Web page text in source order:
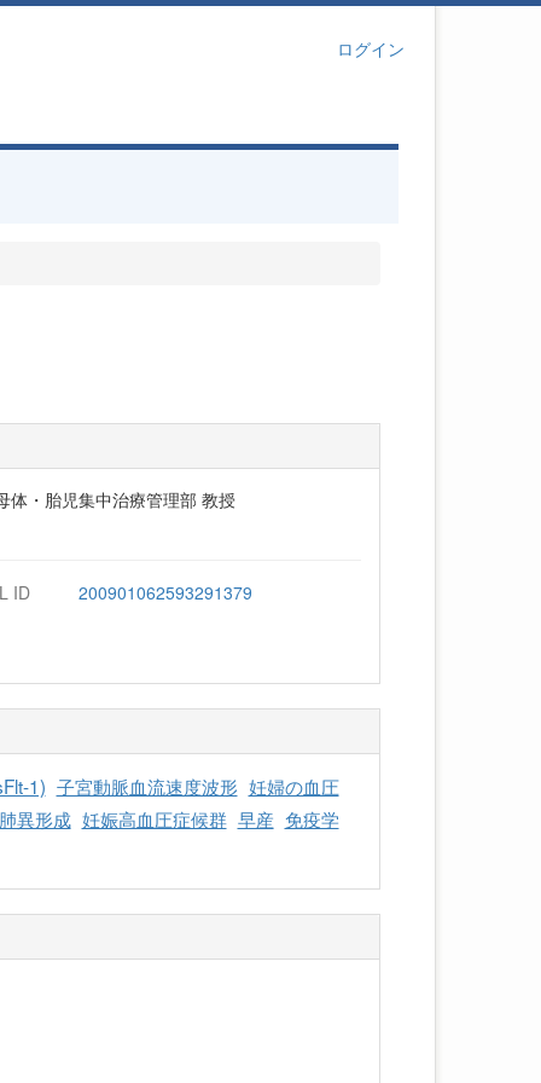
ログイン
体・胎児集中治療管理部 教授
ID
200901062593291379
1) 子宮動脈血流速度波形 妊婦の血圧
異形成 妊娠高血圧症候群 早産 免疫学